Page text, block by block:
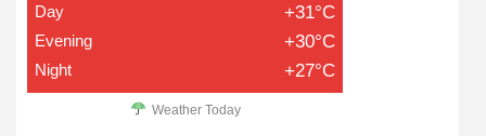
Day +31°C
Evening +30°C
Night +27°C
Weather Today